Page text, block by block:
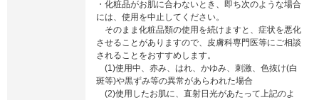
・化粧品がお肌に合わないとき、即ち次のような場合
には、使用を中止してください。
そのまま化粧品類の使用を続けますと、症状を悪化
させることがありますので、皮膚科専門医等にご相談
されることをおすすめします。
(1)使用中、赤み、はれ、かゆみ、刺激、色抜け(白
斑等)や黒ずみ等の異常があらわれた場合
(2)使用したお肌に、直射日光があたって上記のよ